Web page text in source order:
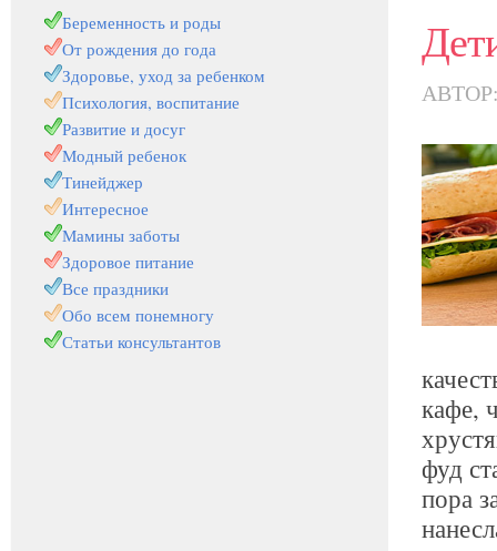
кафе,
фуд
пора
Беременность и роды
От рождения до года
Здоровье, уход за ребенком
Психология, воспитание
Развитие и досуг
Модный ребенок
Тинейджер
Интересное
Мамины заботы
Здоровое питание
Все праздники
Обо всем понемногу
Статьи консультантов